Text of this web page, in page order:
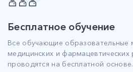
Бесплатное обучение
Все обучающие образовательные
медицинских и фармацевтических
проводятся на бесплатной основе.